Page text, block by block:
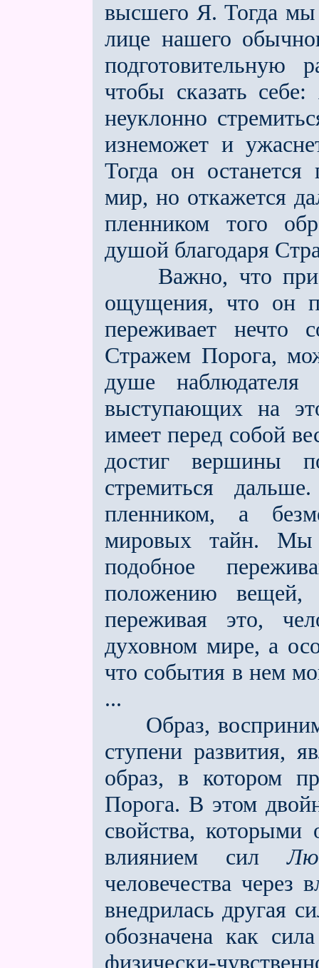
высшего Я. Тогда мы
лице нашего
подготовительную
чтобы сказать
неуклонно
изнеможет и
Тогда он
мир, но откажется
пленником того
душой благодаря
Важно, что при
ощущения, что он
переживает нечто
Стражем Порога,
душе наблюдателя
выступающих на
имеет перед собой
достиг вершины
стремиться
пленником, а
мировых тайн. Мы
подобное
положению
переживая это,
духовном мире, а
что события в нем
...
Образ,
ступени развития,
образ, в котором
Порога. В этом
свойства, которыми
влиянием сил
человечества
внедрилась другая
обозначена как
физически-